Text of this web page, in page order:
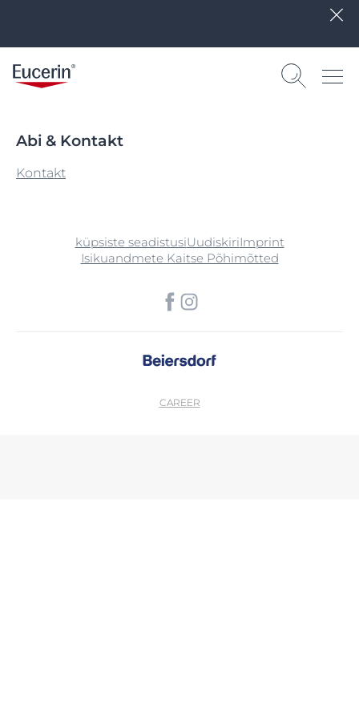
Abi & Kontakt
Kontakt
küpsiste seadistusiUudiskiriImprint
Isikuandmete Kaitse Põhimõtted
CAREER